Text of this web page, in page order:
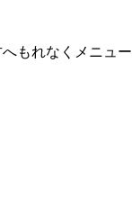
もれなくメニュー